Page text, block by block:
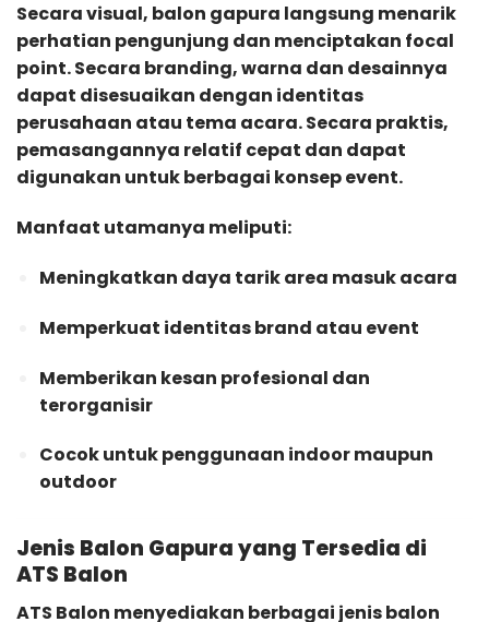
Secara visual, balon gapura langsung menarik
perhatian pengunjung dan menciptakan focal
point. Secara branding, warna dan desainnya
dapat disesuaikan dengan identitas
perusahaan atau tema acara. Secara praktis,
pemasangannya relatif cepat dan dapat
digunakan untuk berbagai konsep event.
Manfaat utamanya meliputi:
Meningkatkan daya tarik area masuk acara
Memperkuat identitas brand atau event
Memberikan kesan profesional dan
terorganisir
Cocok untuk penggunaan indoor maupun
outdoor
Jenis Balon Gapura yang Tersedia di
ATS Balon
ATS Balon menyediakan berbagai jenis balon